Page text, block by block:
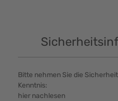
Bitte nehmen Sie die
Kenntnis:
hier nachlesen